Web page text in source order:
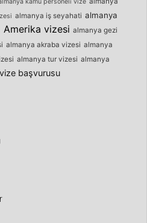
almanya iş seyahati almanya
Amerika vizesi almanya gezi
almanya akraba vizesi almanya
almanya tur vizesi almanya
başvurusu